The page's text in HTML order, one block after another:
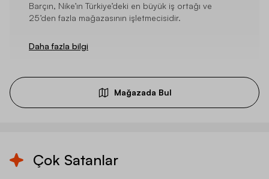
Barçın, Nike’ın Türkiye’deki en büyük iş ortağı ve
25’den fazla mağazasının işletmecisidir.
Daha fazla bilgi
Mağazada Bul
Çok Satanlar